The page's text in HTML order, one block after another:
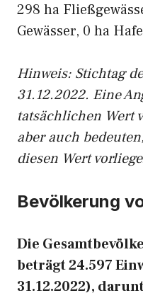
298 ha
Gewässer, 0 ha
Hinweis: Stichtag
31.12.2022. Eine
tatsächlichen Wert
aber auch
diesen Wert
Bevölkerung
Die
beträgt 24.597
31.12.2022),